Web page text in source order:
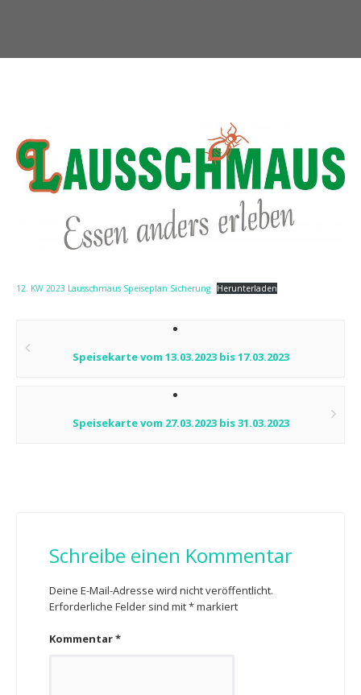
12. KW 2023 Lausschmaus Speiseplan Sicherung Herunterladen
navigation
Speisekarte vom 13.03.2023 bis 17.03.2023
Speisekarte vom 27.03.2023 bis 31.03.2023
Schreibe einen Kommentar
Deine E-Mail-Adresse wird nicht veröffentlicht.
Erforderliche Felder sind mit*markiert
Kommentar*